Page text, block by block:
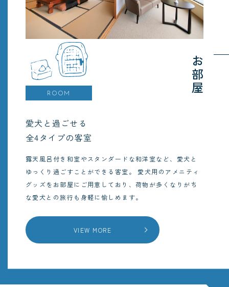
ROOM お部屋
愛犬と過ごせる
全4タイプの客室
露天風呂付き和室やスタンダードな和洋室など、愛犬と
ゆっくり過ごすことができる客室。
愛犬用のアメニティ
グッズをお部屋にご用意しており、荷物が多くなりがち
な愛犬との旅行も身軽に愉しめます。
VIEW MORE